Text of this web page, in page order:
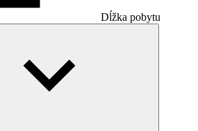
Dĺžka pobytu